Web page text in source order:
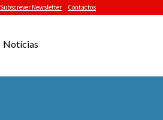
Subscrever Newsletter Contactos
Notícias